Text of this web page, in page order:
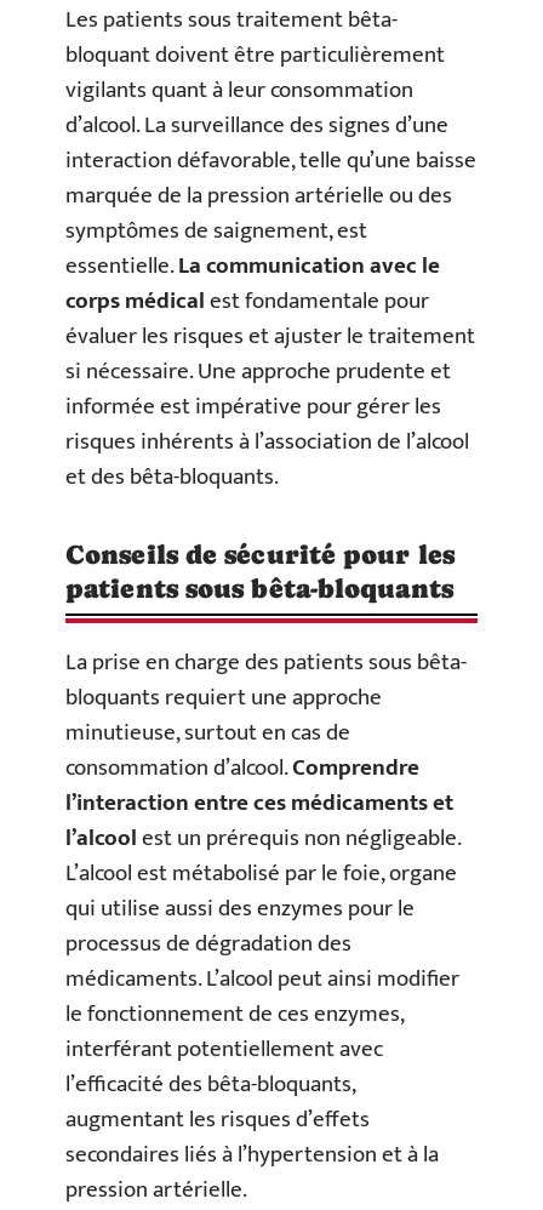
Les patients sous traitement bêta-
bloquant doivent être particulièrement
vigilants quant à leur consommation
d’alcool. La surveillance des signes d’une
interaction défavorable, telle qu’une baisse
marquée de la pression artérielle ou des
symptômes de saignement, est
essentielle.La communication avec le
corps médicalest fondamentale pour
évaluer les risques et ajuster le traitement
si nécessaire. Une approche prudente et
informée est impérative pour gérer les
risques inhérents à l’association de l’alcool
et des bêta-bloquants.
Conseils de sécurité pour les
patients sous bêta-bloquants
La prise en charge des patients sous bêta-
bloquants requiert une approche
minutieuse, surtout en cas de
consommation d’alcool.Comprendre
l’interaction entre ces médicaments et
l’alcoolest un prérequis non négligeable.
L’alcool est métabolisé par le foie, organe
qui utilise aussi des enzymes pour le
processus de dégradation des
médicaments. L’alcool peut ainsi modifier
le fonctionnement de ces enzymes,
interférant potentiellement avec
l’efficacité des bêta-bloquants,
augmentant les risques d’effets
secondaires liés à l’hypertension et à la
pression artérielle.